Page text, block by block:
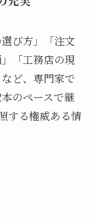
び方」「注文
「工務店の現
ど、専門家で
のペースで継
する権威ある情